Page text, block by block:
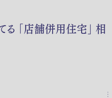
「店舗併用住宅」 相